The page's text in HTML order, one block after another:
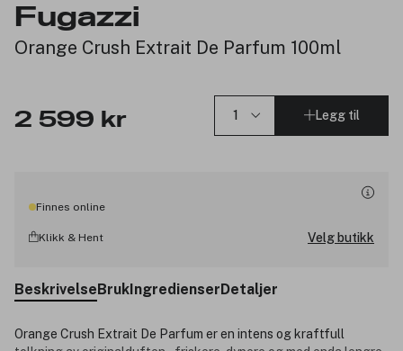
Fugazzi
Orange Crush Extrait De Parfum 100ml
2 599 kr Legg til
Finnes online
Klikk & Hent Velg butikk
BeskrivelseBrukIngredienserDetaljer
Orange Crush Extrait De Parfum er en intens og kraftfull